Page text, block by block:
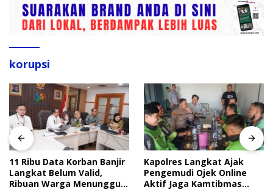
korupsi
11 Ribu Data Korban Banjir
Langkat Belum Valid,
Ribuan Warga Menunggu
Kapolres Langkat Ajak
Pengemudi Ojek Online
Aktif Jaga Kamtibmas